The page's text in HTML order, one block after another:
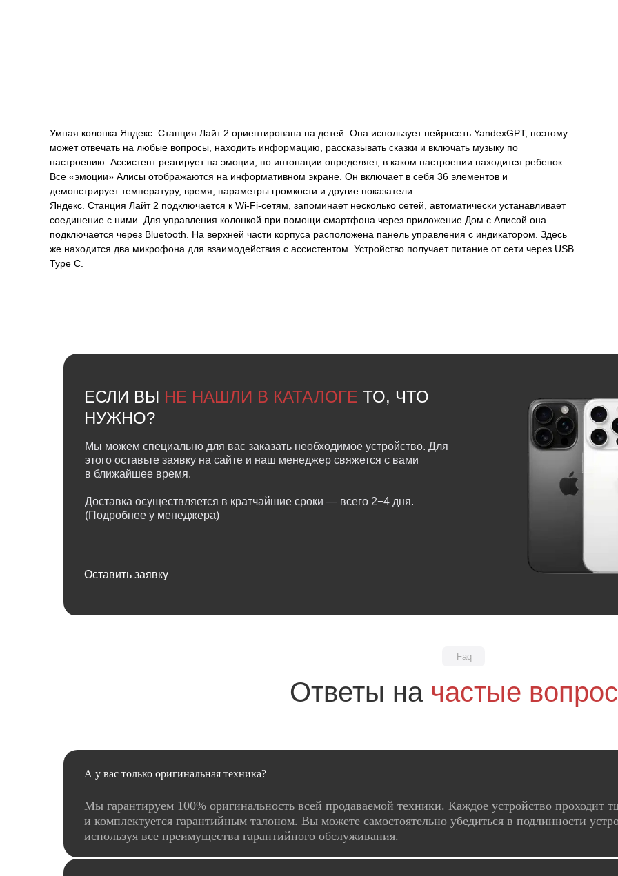
Умная колонка Яндекс. Станция Лайт 2 ориентирована на детей. Она использует нейросеть YandexGPT, поэтому
может отвечать на любые вопросы, находить информацию, рассказывать сказки и включать музыку по
настроению. Ассистент реагирует на эмоции, по интонации определяет, в каком настроении находится ребенок.
Все «эмоции» Алисы отображаются на информативном экране. Он включает в себя 36 элементов и
демонстрирует температуру, время, параметры громкости и другие показатели.
Яндекс. Станция Лайт 2 подключается к Wi-Fi-сетям, запоминает несколько сетей, автоматически устанавливает
соединение с ними. Для управления колонкой при помощи смартфона через приложение Дом с Алисой она
подключается через Bluetooth. На верхней части корпуса расположена панель управления с индикатором. Здесь
же находится два микрофона для взаимодействия с ассистентом. Устройство получает питание от сети через USB
Type C.
Оставить заявку
Мы можем специально для вас заказать необходимое устройство. Для
этого оставьте заявку на сайте и наш менеджер свяжется с вами
в ближайшее время.
Доставка осуществляется в кратчайшие сроки — всего 2−4 дня.
(Подробнее у менеджера)
ЕСЛИ ВЫ НЕ НАШЛИ В КАТАЛОГЕ ТО, ЧТО
НУЖНО?
Ответы на частые
Faq
А у вас только оригинальная техника?
Мы гарантируем 100% оригинальность всей продаваемой техники. Каждое устройство проходит
и комплектуется гарантийным талоном. Вы можете самостоятельно убедиться в подлинности
используя все преимущества гарантийного обслуживания.